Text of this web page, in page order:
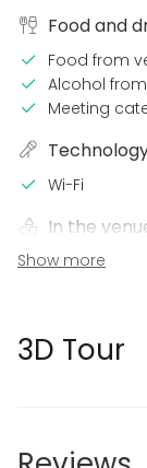
Food and
Food from
Alcohol
Meeting
Wi-Fi
In the
Terrace
Framework
Show more
3D Tour